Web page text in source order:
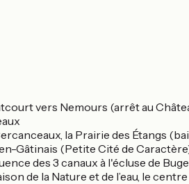
vers Nemours (arrêt au
la Prairie des Étangs
Gâtinais (Petite Cité de
des 3 canaux à l'écluse de
de la Nature et de l’eau, le